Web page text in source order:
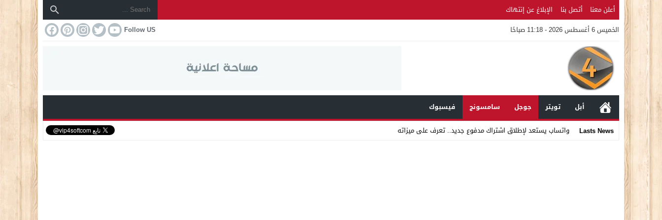
أعلن معنا أتصل بنا
الإبلاغ عن إنتهاك
الخميس 6 أغسطس 2026 - 11:18 صباحًا
Follow US
أبل تويتر جوجل سامسونج
فيسبوك
Lasts News
واتساب يستعد لإطلاق اشتراك مدفوع جديد.. تعرف على ميزاته